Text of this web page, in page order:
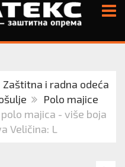
Zaštitna i radna odeća
Polo majice
polo majica - više boja
Veličina: L